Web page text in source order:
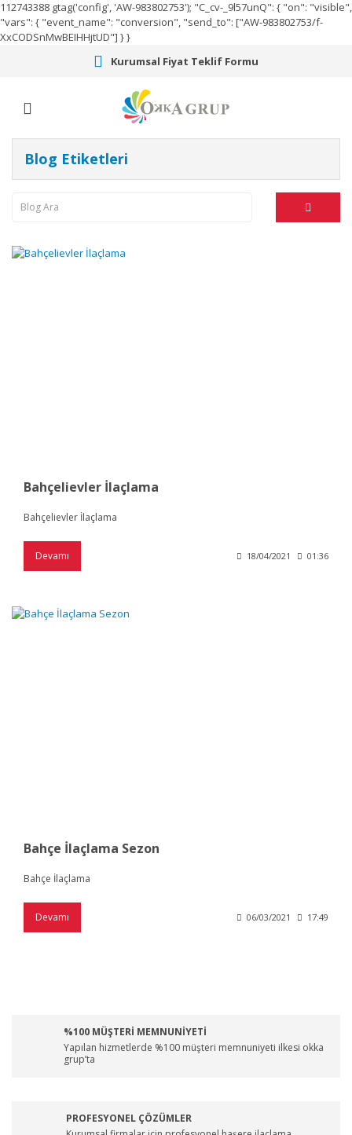
112743388 gtag('config', 'AW-983802753'); "C_cv-_9l57unQ": { "on": "visible",
"vars": { "event_name": "conversion", "send_to": ["AW-983802753/f-
XxCODSnMwBEIHHjtUD"] } }
Kurumsal Fiyat Teklif Formu
Blog Etiketleri
Bahçelievler İlaçlama
Bahçelievler İlaçlama
Devamı 18/04/2021 01:36
Bahçe İlaçlama Sezon
Bahçe İlaçlama
Devamı 06/03/2021 17:49
%100 MÜŞTERİ MEMNUNİYETİ
Yapılan hizmetlerde %100 müşteri memnuniyeti ilkesi okka
grup’ta
PROFESYONEL ÇÖZÜMLER